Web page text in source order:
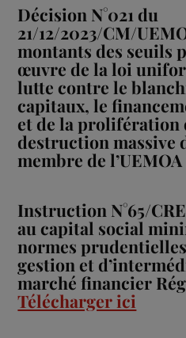
Décision N°021 du
21/12/2023/CM/
montants des seuils
œuvre de la loi
lutte contre le
capitaux, le
et de la prolifération
destruction massive
membre de l’UEMOA
Instruction N°65/
au capital social
normes
gestion et
marché financier
Télécharger ici